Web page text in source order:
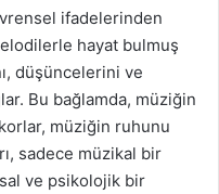
ifadelerinden
hayat bulmuş
düşüncelerini ve
Bu bağlamda, müziğin
müziğin ruhunu
sadece müzikal bir
ve psikolojik bir